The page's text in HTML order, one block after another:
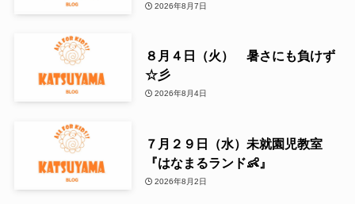
2026年8月7日
８月４日（火） 暑さにも負けず
☆彡
2026年8月4日
７月２９日（水）未就園児教室
『はなまるランド👶』
2026年8月2日